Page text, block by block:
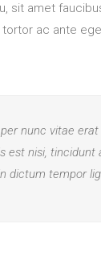
sit amet
ac ante
nunc vitae
est nisi,
dictum tempor